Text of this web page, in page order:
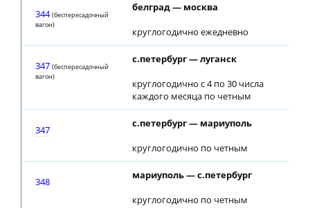
344 (беспересадочный
вагон)
белград — москва
круглогодично ежедневно
347 (беспересадочный
вагон)
с.петербург — луганск
круглогодично с 4 по 30 числа
каждого месяца по четным
347
с.петербург — мариуполь
круглогодично по четным
348
мариуполь — с.петербург
круглогодично по четным